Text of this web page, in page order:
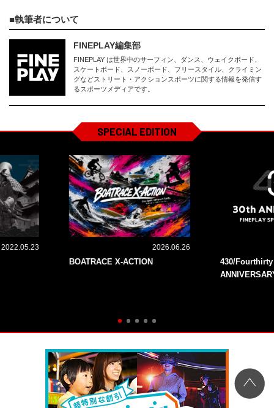
執筆者について
FINEPLAY編集部
FINEPLAY は世界中のサーフィン、ダンス、ウェイクボード、
スケートボード、スノーボード、フリースタイル、クライミン
グなどストリート・アクションスポーツに関する情報を発信す
るスポーツメディアです。
SPECIAL EDITION
2022.05.23 2026.06.26
BOATRACE X-ACTION
430/